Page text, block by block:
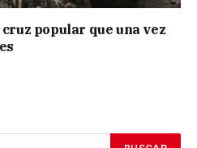
popular que una vez